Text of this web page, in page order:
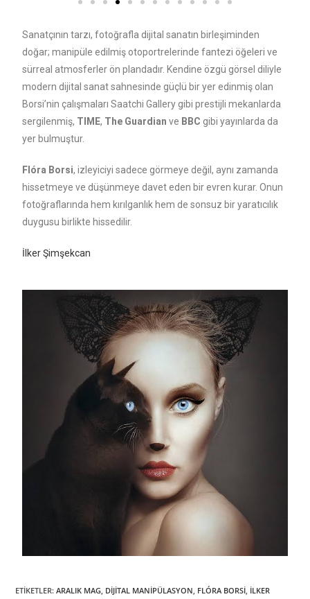
Sanatçının tarzı, fotoğrafla dijital sanatın birleşiminden
doğar; manipüle edilmiş otoportrelerinde fantezi öğeleri ve
sürreal atmosferler ön plandadır. Kendine özgü görsel diliyle
modern dijital sanat sahnesinde güçlü bir yer edinmiş olan
Borsi’nin çalışmaları Saatchi Gallery gibi prestijli mekanlarda
sergilenmiş, TIME, The Guardian ve BBC gibi yayınlarda da
yer bulmuştur.
Flóra Borsi, izleyiciyi sadece görmeye değil, aynı zamanda
hissetmeye ve düşünmeye davet eden bir evren kurar. Onun
fotoğraflarında hem kırılganlık hem de sonsuz bir yaratıcılık
duygusu birlikte hissedilir.
İlker Şimşekcan
ETIKETLER:ARALIK MAG DIJITAL MANIPÜLASYON FLÓRA BORSI İLKER